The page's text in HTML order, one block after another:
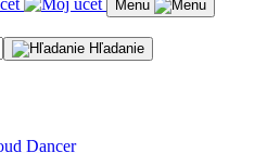
Menu
Hľadanie
Dancer